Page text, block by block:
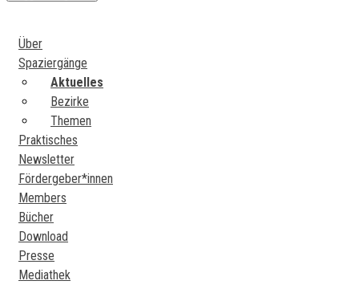
Über
Spaziergänge
Aktuelles
Bezirke
Themen
Praktisches
Newsletter
Fördergeber*innen
Members
Bücher
Download
Presse
Mediathek